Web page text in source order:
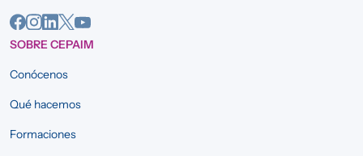
SOBRE CEPAIM
Conócenos
Qué hacemos
Formaciones